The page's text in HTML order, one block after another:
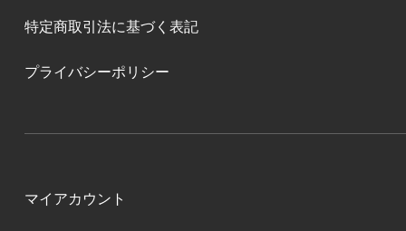
特定商取引法に基づく表記
プライバシーポリシー
マイアカウント